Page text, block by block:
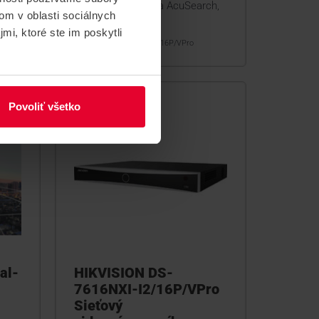
v oblasti sociálnych
ktoré ste im poskytli
Povoliť všetko
podpora AcuSeek a AcuSearch,
4x HDD
DS-7716NXI-I4/16P/VPro
HIKVISION DS-
7616NXI-I2/16P/VPro
Sieťový